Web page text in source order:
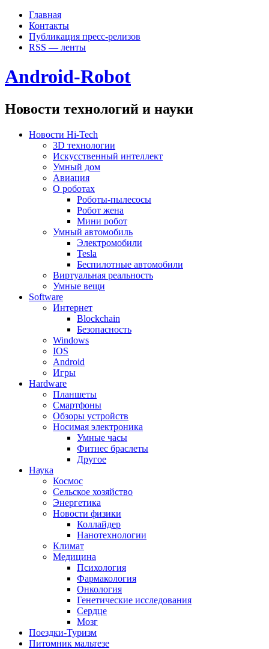
Главная
Контакты
Публикация пресс-релизов
RSS — ленты
Android-Robot
Новости технологий и науки
Новости Hi-Tech
3D технологии
Искусственный интеллект
Умный дом
Авиация
О роботах
Роботы-пылесосы
Робот жена
Мини робот
Умный автомобиль
Электромобили
Tesla
Беспилотные автомобили
Виртуальная реальность
Умные вещи
Software
Интернет
Blockchain
Безопасность
Windows
IOS
Android
Игры
Hardware
Планшеты
Смартфоны
Обзоры устройств
Носимая электроника
Умные часы
Фитнес браслеты
Другое
Наука
Космос
Сельское хозяйство
Энергетика
Новости физики
Коллайдер
Нанотехнологии
Климат
Медицина
Психология
Фармакология
Онкология
Генетические исследования
Сердце
Мозг
Поездки-Туризм
Питомник мальтезе